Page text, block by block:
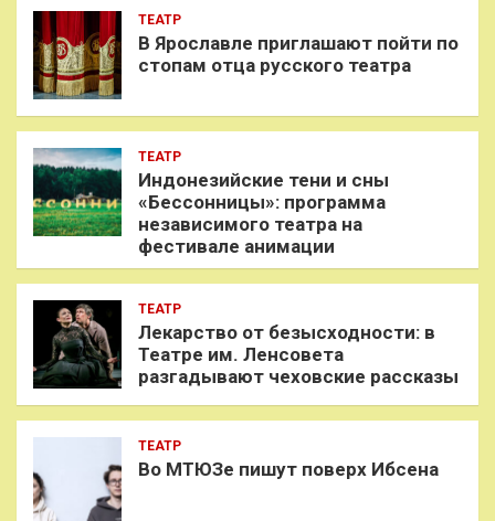
ТЕАТР
В Ярославле приглашают пойти по
стопам отца русского театра
ТЕАТР
Индонезийские тени и сны
«Бессонницы»: программа
независимого театра на
фестивале анимации
ТЕАТР
Лекарство от безысходности: в
Театре им. Ленсовета
разгадывают чеховские рассказы
ТЕАТР
Во МТЮЗе пишут поверх Ибсена